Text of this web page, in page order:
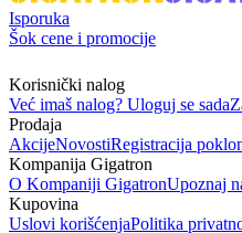
Isporuka
Šok cene i promocije
Korisnički nalog
Već imaš nalog? Uloguj se sada
Prodaja
AkcijeNovostiRegistracija
Kompanija Gigatron
O Kompaniji GigatronUpoznaj
Kupovina
Uslovi korišćenjaPolitika